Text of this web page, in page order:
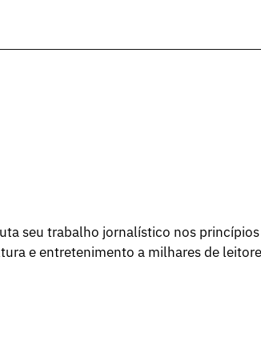
seu trabalho jornalístico nos princípios
e entretenimento a milhares de